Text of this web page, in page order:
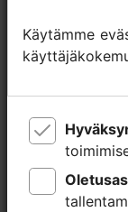
Käytämme
Käytämme